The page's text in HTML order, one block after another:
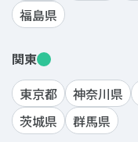
福島県
関東
東京都
神奈川県
茨城県
群馬県